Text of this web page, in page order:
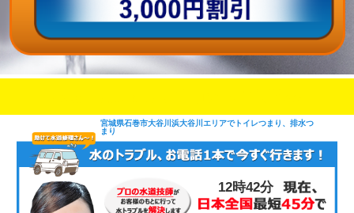
宮城県石巻市大谷川浜大谷川エリアでトイレつまり、排水つ
まり
12時42分